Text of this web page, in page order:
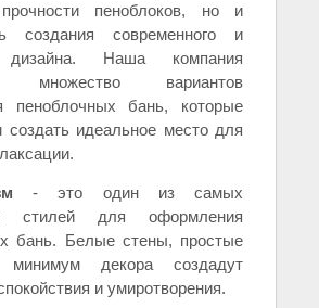
пеноблоков, но и
создания современного и
дизайна. Наша компания
множество вариантов
пеноблочных бань, которые
создать идеальное место для
- это один из самых
стилей для оформления
бань. Белые стены, простые
декора создадут
и умиротворения.